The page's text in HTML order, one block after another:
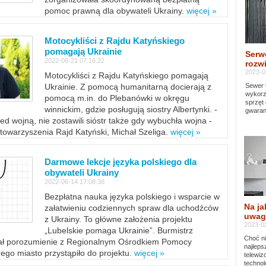
pomoc prawną dla obywateli Ukrainy. więcej »
Motocykliści z Rajdu Katyńskiego
pomagają Ukrainie
2022-06-21 07:16:22
Motocykliści z Rajdu Katyńskiego pomagają
Ukrainie. Z pomocą humanitarną docierają z
pomocą m.in. do Plebanówki w okręgu
winnickim, gdzie posługują siostry Albertynki. -
wojną, nie zostawili sióstr także gdy wybuchła wojna -
Rajd Katyński, Michał Szeliga. więcej »
Darmowe lekcje języka polskiego dla
obywateli Ukrainy
2022-06-14 17:08:38
Bezpłatna nauka języka polskiego i wsparcie w
załatwieniu codziennych spraw dla uchodźców
z Ukrainy. To główne założenia projektu
„Lubelskie pomaga Ukrainie”. Burmistrz
porozumienie z Regionalnym Ośrodkiem Pomocy
miasto przystąpiło do projektu. więcej »
2023-
Sewer
sprzęt
Na
2023-
Choć